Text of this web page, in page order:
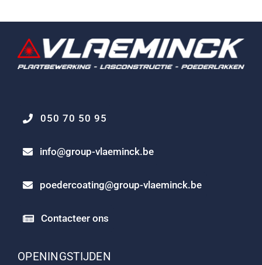
050 70 50 95
info@group-vlaeminck.be
poedercoating@group-vlaeminck.be
Contacteer ons
OPENINGSTIJDEN